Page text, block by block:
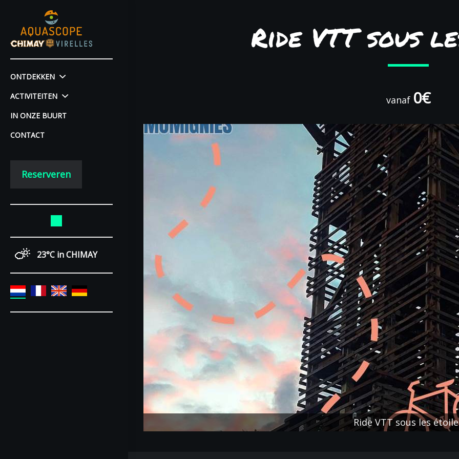
ONTDEKKEN
ACTIVITEITEN
IN ONZE BUURT
CONTACT
Reserveren
23°C in CHIMAY
Ride VTT sous
vanaf 0€
Ride VTT sous les